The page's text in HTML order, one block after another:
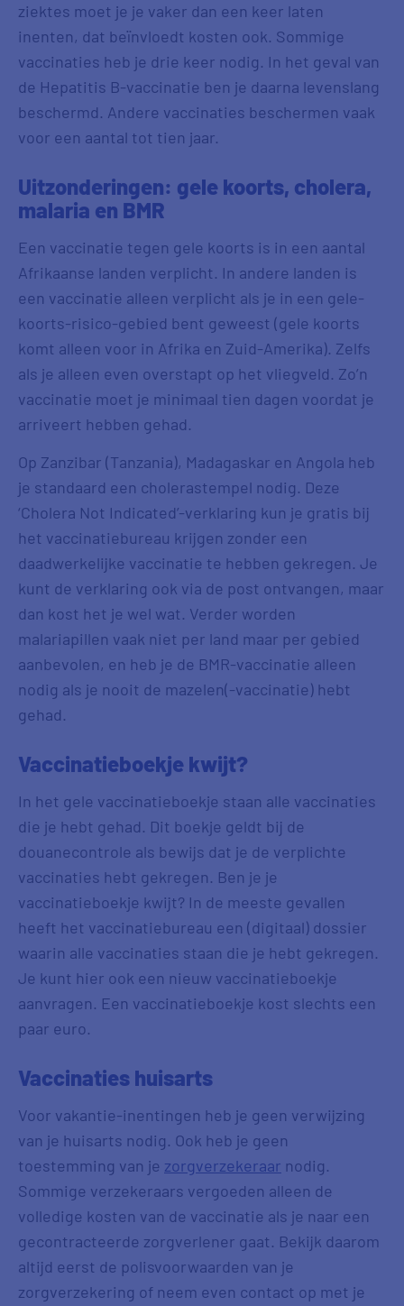
ziektes moet je je vaker dan een keer laten
inenten, dat beïnvloedt kosten ook. Sommige
vaccinaties heb je drie keer nodig. In het geval van
de Hepatitis B-vaccinatie ben je daarna levenslang
beschermd. Andere vaccinaties beschermen vaak
voor een aantal tot tien jaar.
Uitzonderingen: gele koorts, cholera,
malaria en BMR
Een vaccinatie tegen gele koorts is in een aantal
Afrikaanse landen verplicht. In andere landen is
een vaccinatie alleen verplicht als je in een gele-
koorts-risico-gebied bent geweest (gele koorts
komt alleen voor in Afrika en Zuid-Amerika). Zelfs
als je alleen even overstapt op het vliegveld. Zo’n
vaccinatie moet je minimaal tien dagen voordat je
arriveert hebben gehad.
Op Zanzibar (Tanzania), Madagaskar en Angola heb
je standaard een cholerastempel nodig. Deze
‘Cholera Not Indicated’-verklaring kun je gratis bij
het vaccinatiebureau krijgen zonder een
daadwerkelijke vaccinatie te hebben gekregen. Je
kunt de verklaring ook via de post ontvangen, maar
dan kost het je wel wat. Verder worden
malariapillen vaak niet per land maar per gebied
aanbevolen, en heb je de BMR-vaccinatie alleen
nodig als je nooit de mazelen(-vaccinatie) hebt
gehad.
Vaccinatieboekje kwijt?
In het gele vaccinatieboekje staan alle vaccinaties
die je hebt gehad. Dit boekje geldt bij de
douanecontrole als bewijs dat je de verplichte
vaccinaties hebt gekregen. Ben je je
vaccinatieboekje kwijt? In de meeste gevallen
heeft het vaccinatiebureau een (digitaal) dossier
waarin alle vaccinaties staan die je hebt gekregen.
Je kunt hier ook een nieuw vaccinatieboekje
aanvragen. Een vaccinatieboekje kost slechts een
paar euro.
Vaccinaties huisarts
Voor vakantie-inentingen heb je geen verwijzing
van je huisarts nodig. Ook heb je geen
toestemming van je zorgverzekeraar nodig.
Sommige verzekeraars vergoeden alleen de
volledige kosten van de vaccinatie als je naar een
gecontracteerde zorgverlener gaat. Bekijk daarom
altijd eerst de polisvoorwaarden van je
zorgverzekering of neem even contact op met je